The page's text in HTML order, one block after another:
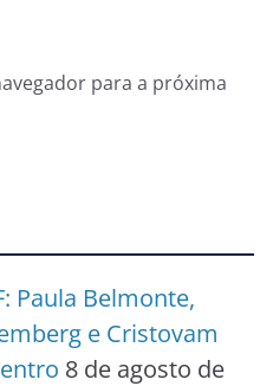
para a próxima
Paula Belmonte,
e Cristovam
8 de agosto de